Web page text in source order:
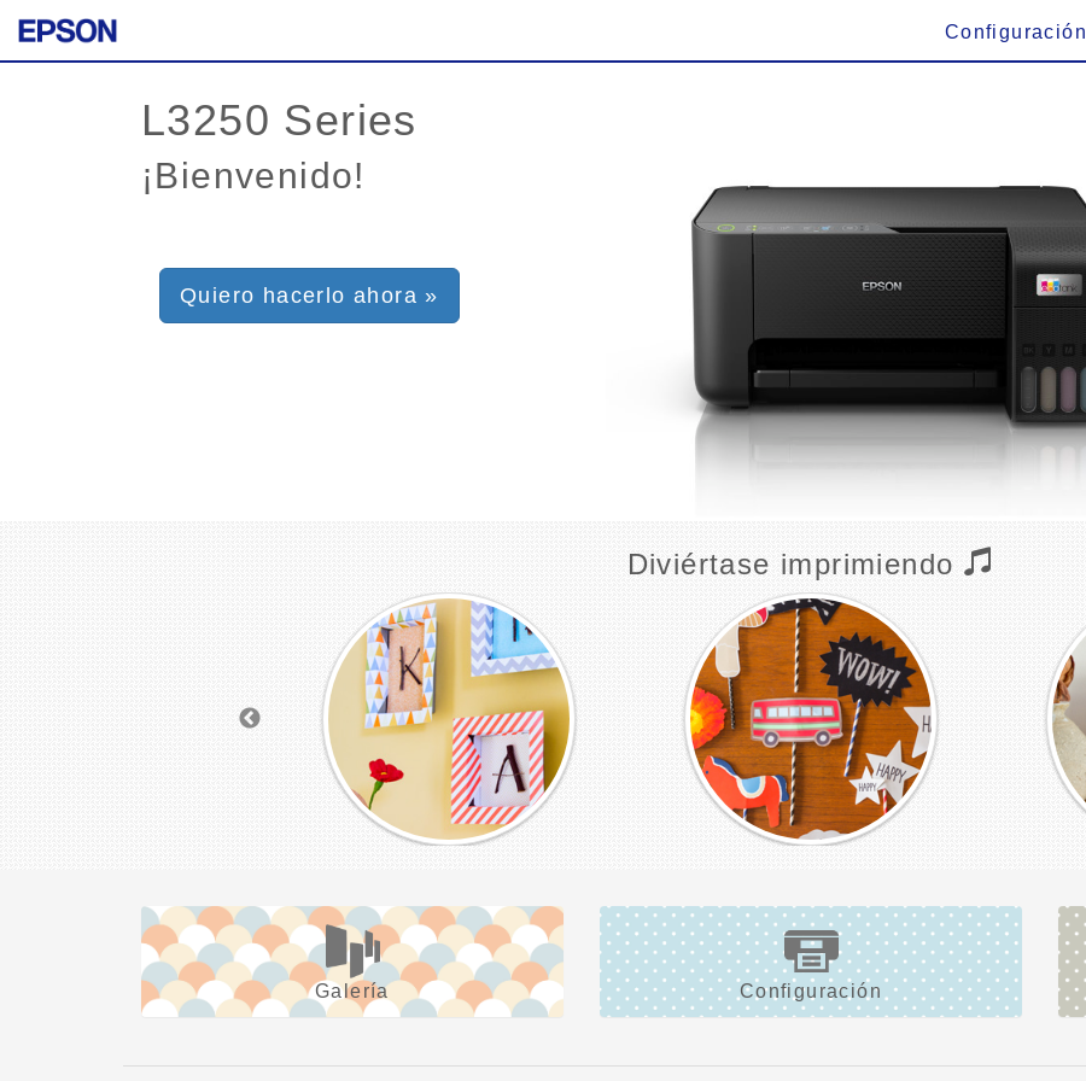
Configuración
¡Bienvenido!
Quiero hacerlo ahora »
Diviértase imprimiendo
Galería Configuración